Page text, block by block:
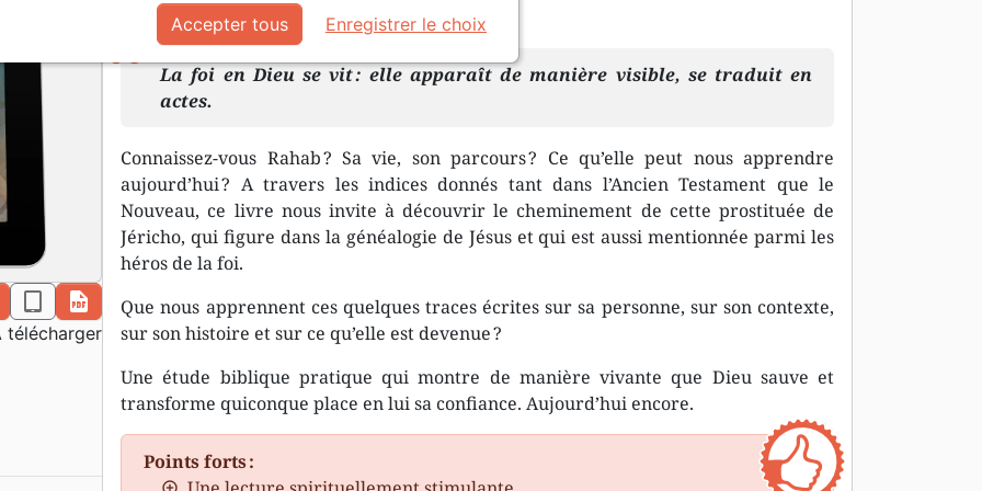
eBook en format ePub.
La foi en Dieu se vit : elle apparaît de manière visible, se traduit en
actes.
Connaissez-vous Rahab ? Sa vie, son parcours ? Ce qu’elle peut nous apprendre
aujourd’hui ? A travers les indices donnés tant dans l’Ancien Testament que le
Nouveau, ce livre nous invite à découvrir le cheminement de cette prostituée de
Jéricho, qui figure dans la généalogie de Jésus et qui est aussi mentionnée parmi les
héros de la foi.
Que nous apprennent ces quelques traces écrites sur sa personne, sur son contexte,
sur son histoire et sur ce qu’elle est devenue ?
Une étude biblique pratique qui montre de manière vivante que Dieu sauve et
transforme quiconque place en lui sa confiance. Aujourd’hui encore.
Points forts :
epub
pdf
télécharger
Accepter tous Enregistrer le choix